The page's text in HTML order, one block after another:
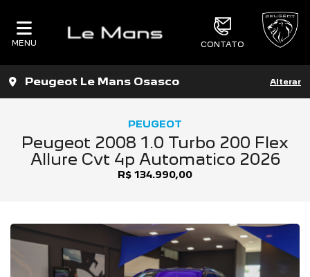
MENU CONTATO
Peugeot Le Mans Osasco Alterar
PEUGEOT
Peugeot 2008 1.0 Turbo 200 Flex
Allure Cvt 4p Automatico 2026
R$ 134.990,00